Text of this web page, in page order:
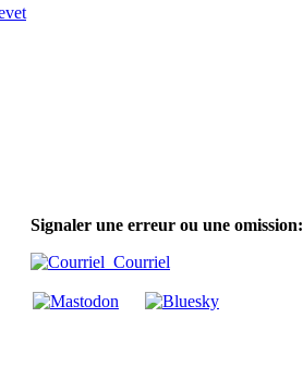
Signaler une erreur ou une omission:
Courriel